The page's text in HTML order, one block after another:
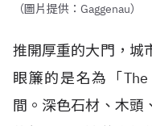
（圖片提供：Gaggenau）
推開厚重的大門，城
眼簾的是名為「
間。深色石材、木頭